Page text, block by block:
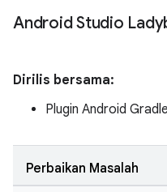
Android Studio
Dirilis bersama:
Plugin Android
Perbaikan Masalah